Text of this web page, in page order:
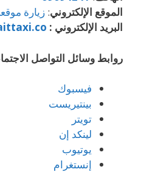
الموقع الإلكتروني: زيارة
البريد الإلكتروني :
روابط وسائل التواصل
فيسبوك
بينتيريست
تويتر
لينكد إن
يوتيوب
إنستغرام